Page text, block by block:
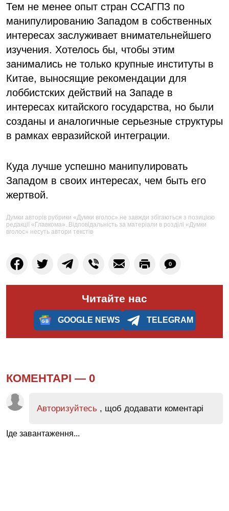
Тем не менее опыт стран ССАГПЗ по
манипулированию Западом в собственных
интересах заслуживает внимательнейшего
изучения. Хотелось бы, чтобы этим
занимались не только крупные институты в
Китае, выносящие рекомендации для
лоббистских действий на Западе в
интересах китайского государства, но были
созданы и аналогичные серьезные структуры
в рамках евразийской интеграции.
Куда лучше успешно манипулировать
Западом в своих интересах, чем быть его
жертвой.
Думки авторів рубрики «Думки вголос» не завжди збігаються з позицією
редакції «Главкома». Відповідальність за матеріали в розділі «Думки
вголос» несуть автори текстів
0
Читайте нас
GOOGLE NEWS TELEGRAM
КОМЕНТАРІ — 0
Авторизуйтесь , щоб додавати коментарі
Іде завантаження...